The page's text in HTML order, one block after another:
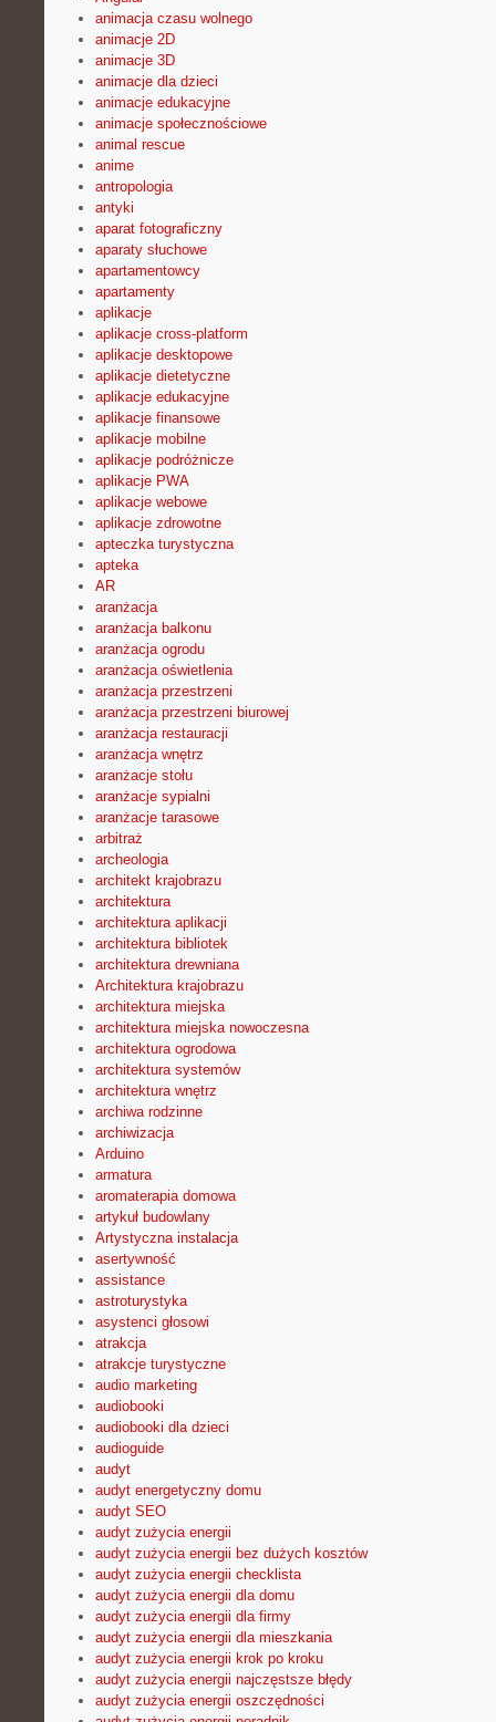
animacja czasu wolnego
animacje 2D
animacje 3D
animacje dla dzieci
animacje edukacyjne
animacje społecznościowe
animal rescue
anime
antropologia
antyki
aparat fotograficzny
aparaty słuchowe
apartamentowcy
apartamenty
aplikacje
aplikacje cross-platform
aplikacje desktopowe
aplikacje dietetyczne
aplikacje edukacyjne
aplikacje finansowe
aplikacje mobilne
aplikacje podróżnicze
aplikacje PWA
aplikacje webowe
aplikacje zdrowotne
apteczka turystyczna
apteka
AR
aranżacja
aranżacja balkonu
aranżacja ogrodu
aranżacja oświetlenia
aranżacja przestrzeni
aranżacja przestrzeni biurowej
aranżacja restauracji
aranżacja wnętrz
aranżacje stołu
aranżacje sypialni
aranżacje tarasowe
arbitraż
archeologia
architekt krajobrazu
architektura
architektura aplikacji
architektura bibliotek
architektura drewniana
Architektura krajobrazu
architektura miejska
architektura miejska nowoczesna
architektura ogrodowa
architektura systemów
architektura wnętrz
archiwa rodzinne
archiwizacja
Arduino
armatura
aromaterapia domowa
artykuł budowlany
Artystyczna instalacja
asertywność
assistance
astroturystyka
asystenci głosowi
atrakcja
atrakcje turystyczne
audio marketing
audiobooki
audiobooki dla dzieci
audioguide
audyt
audyt energetyczny domu
audyt SEO
audyt zużycia energii
audyt zużycia energii bez dużych kosztów
audyt zużycia energii checklista
audyt zużycia energii dla domu
audyt zużycia energii dla firmy
audyt zużycia energii dla mieszkania
audyt zużycia energii krok po kroku
audyt zużycia energii najczęstsze błędy
audyt zużycia energii oszczędności